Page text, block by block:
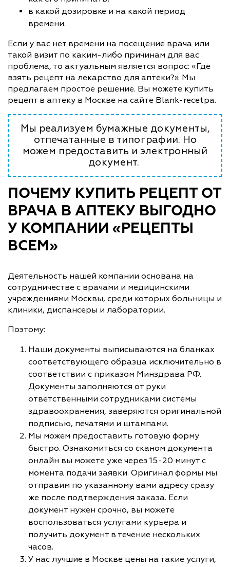
в какой дозировке и на какой период
времени.
Если у вас нет времени на посещение врача или
такой визит по каким-либо причинам для вас
проблема, то актуальным является вопрос: «Где
взять рецепт на лекарство для аптеки?». Мы
предлагаем простое решение. Вы можете купить
рецепт в аптеку в Москве на сайте Blank-recetpa.
Мы реализуем бумажные документы,
отпечатанные в типографии. Но
можем предоставить и электронный
документ.
ПОЧЕМУ КУПИТЬ РЕЦЕПТ ОТ
ВРАЧА В АПТЕКУ ВЫГОДНО
У КОМПАНИИ «РЕЦЕПТЫ
ВСЕМ»
Деятельность нашей компании основана на
сотрудничестве с врачами и медицинскими
учреждениями Москвы, среди которых больницы и
клиники, диспансеры и лаборатории.
Поэтому:
Наши документы выписываются на бланках
соответствующего образца исключительно в
соответствии с приказом Минздрава РФ.
Документы заполняются от руки
ответственными сотрудниками системы
здравоохранения, заверяются оригинальной
подписью, печатями и штампами.
Мы можем предоставить готовую форму
быстро. Ознакомиться со сканом документа
онлайн вы можете уже через 15-20 минут с
момента подачи заявки. Оригинал формы мы
отправим по указанному вами адресу сразу
же после подтверждения заказа. Если
документ нужен срочно, вы можете
воспользоваться услугами курьера и
получить документ в течение нескольких
часов.
У нас лучшие в Москве цены на такие услуги,